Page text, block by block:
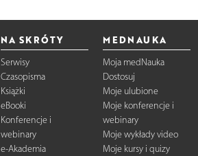
NA SKRÓTY
Serwisy
Czasopisma
Książki
eBooki
Konferencje i
webinary
e-Akademia
MEDNAUKA
Moja medNauka
Dostosuj
Moje ulubione
Moje konferencje i
webinary
Moje wykłady video
Moje kursy i quizy